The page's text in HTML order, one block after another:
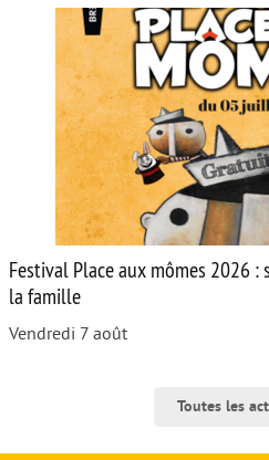
Festival Place aux mômes 2026
la famille
Vendredi 7 août
Toutes les